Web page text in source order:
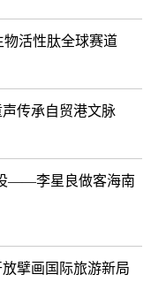
活性肽全球赛道
传承自贸港文脉
——李星良做客海南
擘画国际旅游新局